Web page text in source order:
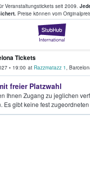
Veranstaltungstickets seit 2009.
Preise können vom
&
Tickets
• 19:00 at Razzmatazz 1,
freier Platzwahl
Ihnen Zugang zu jeglichen
Es gibt keine fest zugeordneten